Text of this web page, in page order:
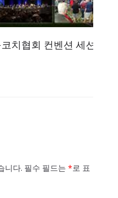
회 컨벤션 세션주
니다. 필수 필드는 *로 표